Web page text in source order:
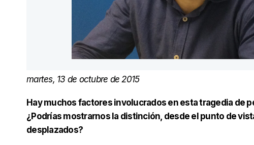
martes, 13 de octubre de 2015
Hay muchos factores involucrados en esta tragedia de
¿Podrías mostrarnos la distinción, desde el punto de
desplazados?